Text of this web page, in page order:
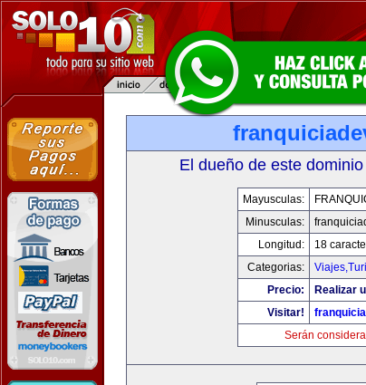
El dueño de este
Mayusculas:
Minusculas:
Longitud:
18
Categorias:
Precio:
Realizar
Visitar!
Serán